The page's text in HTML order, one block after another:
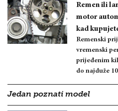
Remen ili
motor
kad
Remenski
vremenski
prijeđenim
do najduže
Jedan poznati model